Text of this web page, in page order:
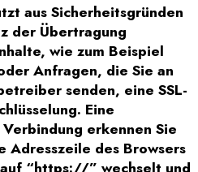
aus Sicherheitsgründen
der Übertragung
wie zum Beispiel
Anfragen, die Sie an
senden, eine SSL-
Eine
erkennen Sie
Adresszeile des Browsers